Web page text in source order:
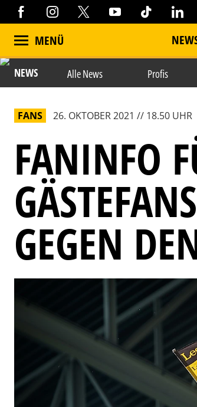
MENÜ
NEWS Alle News Profis
FANS 26. OKTOBER 2021 // 18.50 UHR
FANINFO
GEGEN